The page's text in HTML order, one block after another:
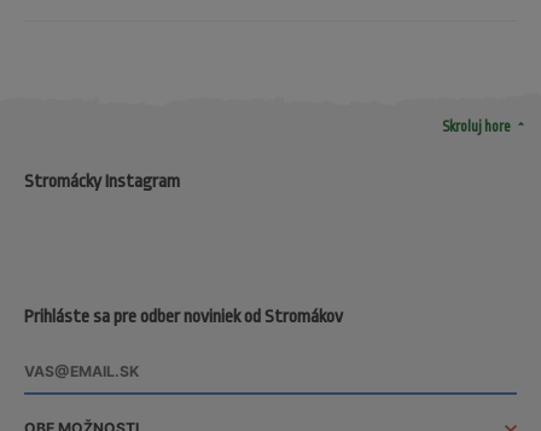
Skroluj hore arrow_drop_up
Prihláste sa pre odber noviniek od Stromákov
Stromácky Instagram